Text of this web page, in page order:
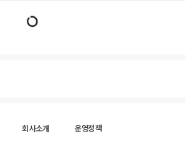
회사소개
운영정책